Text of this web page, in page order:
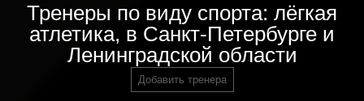
Тренеры по виду спорта: лёгкая
атлетика, в Санкт-Петербурге и
Ленинградской области
Добавить тренера